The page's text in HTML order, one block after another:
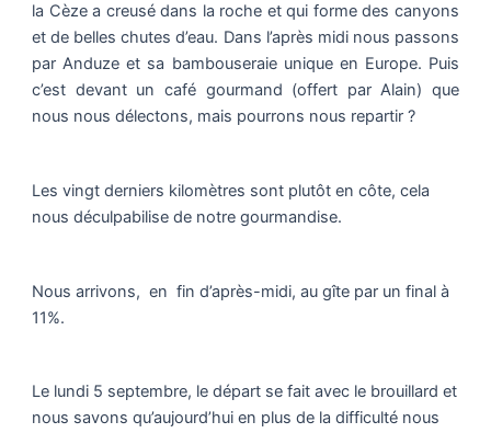
la Cèze a creusé dans la roche et qui forme des canyons
et de belles chutes d’eau. Dans l’après midi nous passons
par Anduze et sa bambouseraie unique en Europe. Puis
c’est devant un café gourmand (offert par Alain) que
nous nous délectons, mais pourrons nous repartir ?
Les vingt derniers kilomètres sont plutôt en côte, cela
nous déculpabilise de notre gourmandise.
Nous arrivons, en fin d’après-midi, au gîte par un final à
11%.
Le lundi 5 septembre, le départ se fait avec le brouillard et
nous savons qu’aujourd’hui en plus de la difficulté nous